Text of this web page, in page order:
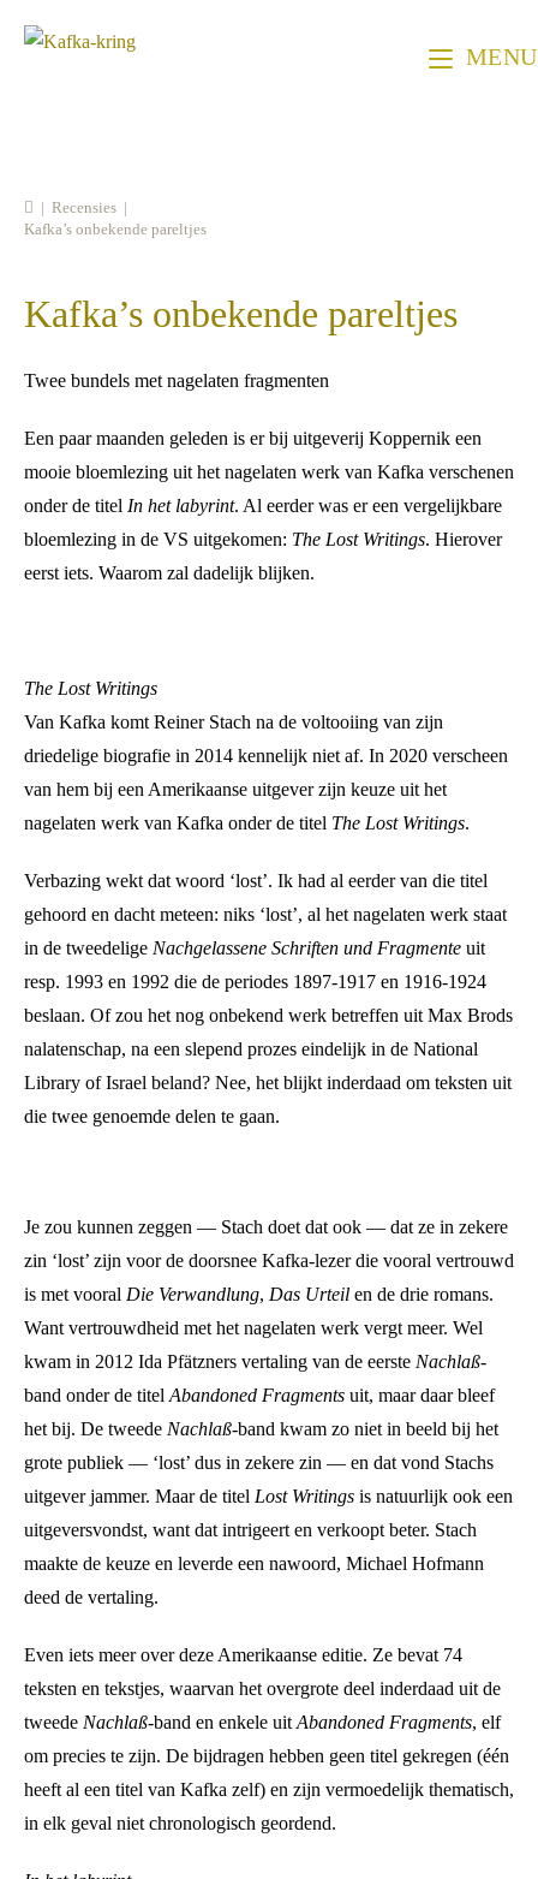
naar
MENU
Kafka’s onbekende pareltjes
| Recensies |
Kafka’s onbekende pareltjes
Twee bundels met nagelaten fragmenten
Een paar maanden geleden is er bij uitgeverij Koppernik een
mooie bloemlezing uit het nagelaten werk van Kafka verschenen
onder de titel In het labyrint. Al eerder was er een vergelijkbare
bloemlezing in de VS uitgekomen: The Lost Writings. Hierover
eerst iets. Waarom zal dadelijk blijken.
The Lost Writings
Van Kafka komt Reiner Stach na de voltooiing van zijn
driedelige biografie in 2014 kennelijk niet af. In 2020 verscheen
van hem bij een Amerikaanse uitgever zijn keuze uit het
nagelaten werk van Kafka onder de titel The Lost Writings.
Verbazing wekt dat woord ‘lost’. Ik had al eerder van die titel
gehoord en dacht meteen: niks ‘lost’, al het nagelaten werk staat
in de tweedelige Nachgelassene Schriften und Fragmente uit
resp. 1993 en 1992 die de periodes 1897-1917 en 1916-1924
beslaan. Of zou het nog onbekend werk betreffen uit Max Brods
nalatenschap, na een slepend prozes eindelijk in de National
Library of Israel beland? Nee, het blijkt inderdaad om teksten uit
die twee genoemde delen te gaan.
Je zou kunnen zeggen — Stach doet dat ook — dat ze in zekere
zin ‘lost’ zijn voor de doorsnee Kafka-lezer die vooral vertrouwd
is met vooral Die Verwandlung, Das Urteil en de drie romans.
Want vertrouwdheid met het nagelaten werk vergt meer. Wel
kwam in 2012 Ida Pfätzners vertaling van de eerste Nachlaß-
band onder de titel Abandoned Fragments uit, maar daar bleef
het bij. De tweede Nachlaß-band kwam zo niet in beeld bij het
grote publiek — ‘lost’ dus in zekere zin — en dat vond Stachs
uitgever jammer. Maar de titel Lost Writings is natuurlijk ook een
uitgeversvondst, want dat intrigeert en verkoopt beter. Stach
maakte de keuze en leverde een nawoord, Michael Hofmann
deed de vertaling.
Even iets meer over deze Amerikaanse editie. Ze bevat 74
teksten en tekstjes, waarvan het overgrote deel inderdaad uit de
tweede Nachlaß-band en enkele uit Abandoned Fragments, elf
om precies te zijn. De bijdragen hebben geen titel gekregen (één
heeft al een titel van Kafka zelf) en zijn vermoedelijk thematisch,
in elk geval niet chronologisch geordend.